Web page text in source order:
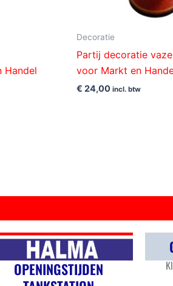
Handel
Decoratie
Partij decoratie
voor Markt en
€ 24,00 incl. btw
OPENINGSTIJDEN